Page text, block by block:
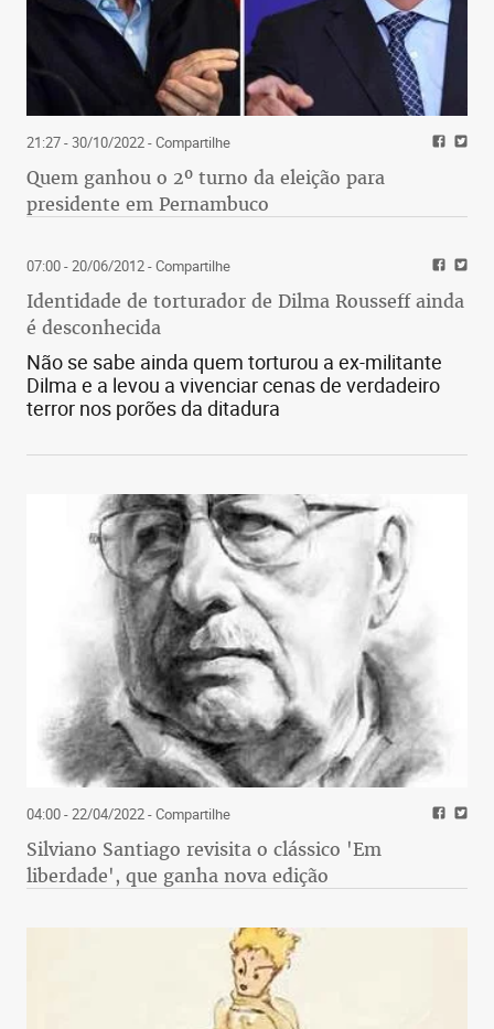
21:27 - 30/10/2022- Compartilhe
Quem ganhou o 2º turno da eleição para
presidente em Pernambuco
07:00 - 20/06/2012- Compartilhe
Identidade de torturador de Dilma Rousseff ainda
é desconhecida
Não se sabe ainda quem torturou a ex-militante
Dilma e a levou a vivenciar cenas de verdadeiro
terror nos porões da ditadura
04:00 - 22/04/2022- Compartilhe
Silviano Santiago revisita o clássico 'Em
liberdade', que ganha nova edição